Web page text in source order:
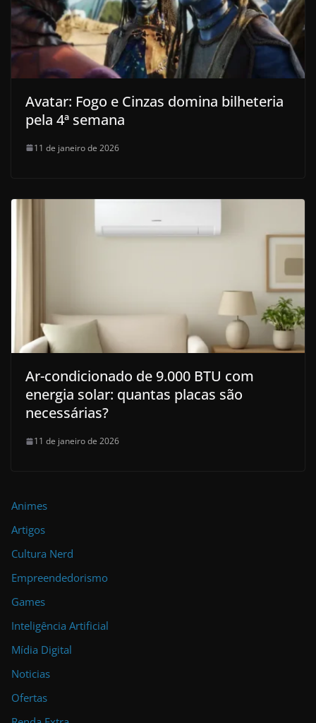
Avatar: Fogo e Cinzas domina bilheteria
pela 4ª semana
11 de janeiro de 2026
Ar-condicionado de 9.000 BTU com
energia solar: quantas placas são
necessárias?
11 de janeiro de 2026
Animes
Artigos
Cultura Nerd
Empreendedorismo
Games
Inteligência Artificial
Mídia Digital
Noticias
Ofertas